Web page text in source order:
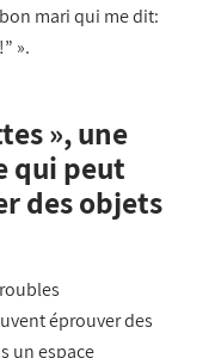
mari qui me dit:
».
», une
qui peut
des objets
éprouver des
un espace